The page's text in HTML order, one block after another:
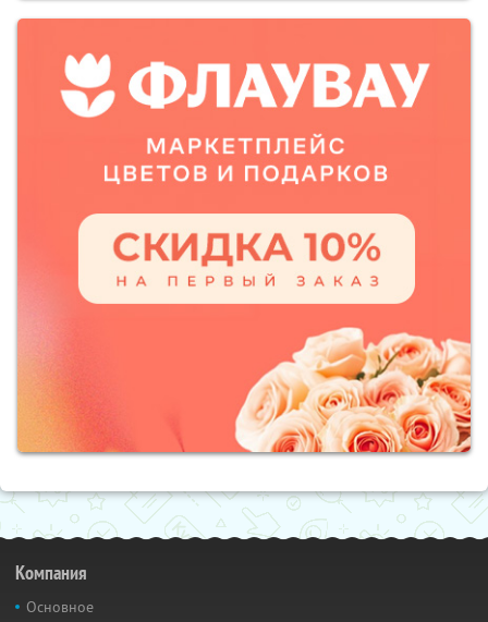
Компания
Основное